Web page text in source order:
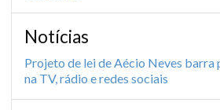
Notícias
Projeto de lei de Aécio Neves barra
na TV, rádio e redes sociais